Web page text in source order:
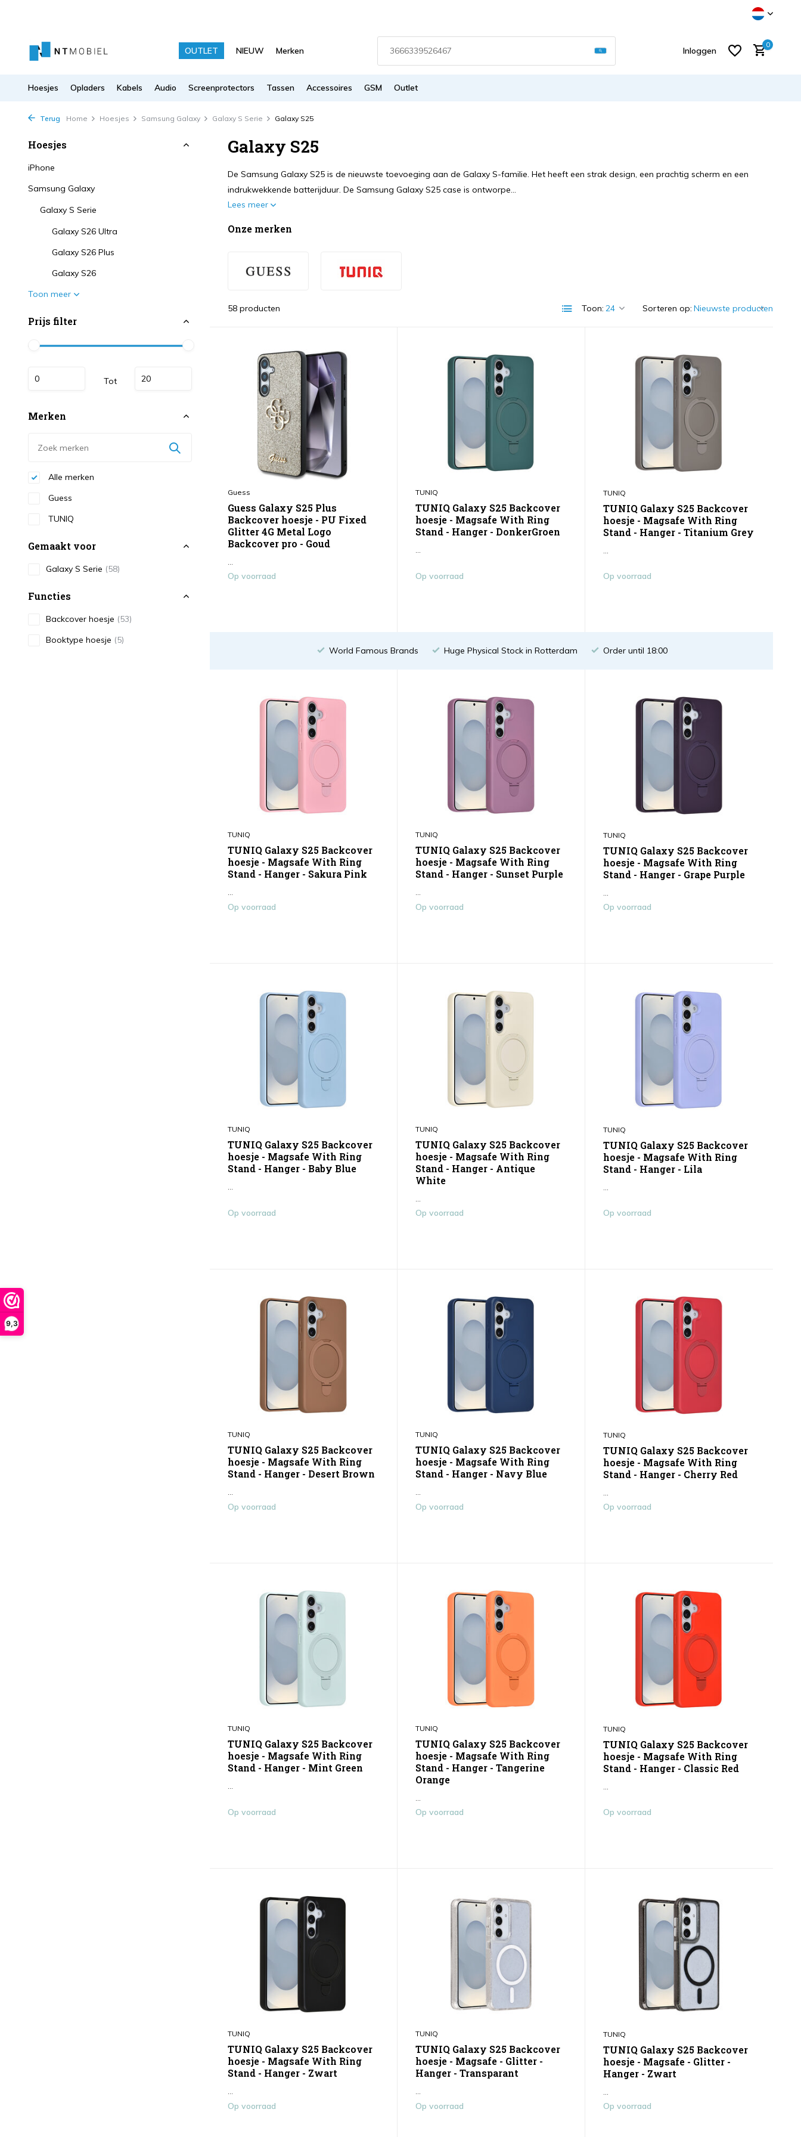
9,3
OUTLET NIEUW Merken
Gebruik de pijltjes op en neer om een
Inloggen
0
Hoesjes Opladers Kabels Audio Screenprotectors Tassen Accessoires GSM Outlet
Terug Home Hoesjes Samsung Galaxy Galaxy S Serie Galaxy S25
Hoesjes
iPhone
Samsung Galaxy
Galaxy S Serie
Galaxy S26 Ultra
Galaxy S26 Plus
Galaxy S26
Toon meer
Prijs filter
Tot
Merken
Alle merken
Guess
TUNIQ
Gemaakt voor
Galaxy S Serie (58)
Functies
Backcover hoesje (53)
Booktype hoesje (5)
Galaxy S25
De Samsung Galaxy S25 is de nieuwste toevoeging aan de Galaxy S-familie. Het heeft een strak design, een prachtig scherm en een
indrukwekkende batterijduur. De Samsung Galaxy S25 case is ontworpe...
Lees meer
Onze merken
58 producten Toon: Sorteren op:
Guess
Guess Galaxy S25 Plus
Backcover hoesje - PU Fixed
Glitter 4G Metal Logo
Backcover pro - Goud
...
Op voorraad
TUNIQ
TUNIQ Galaxy S25 Backcover
hoesje - Magsafe With Ring
Stand - Hanger - DonkerGroen
...
Op voorraad
TUNIQ
TUNIQ Galaxy S25 Backcover
hoesje - Magsafe With Ring
Stand - Hanger - Titanium Grey
...
Op voorraad
World Famous Brands Huge Physical Stock in Rotterdam Order until 18:00
TUNIQ
TUNIQ Galaxy S25 Backcover
hoesje - Magsafe With Ring
Stand - Hanger - Sakura Pink
...
Op voorraad
TUNIQ
TUNIQ Galaxy S25 Backcover
hoesje - Magsafe With Ring
Stand - Hanger - Sunset Purple
...
Op voorraad
TUNIQ
TUNIQ Galaxy S25 Backcover
hoesje - Magsafe With Ring
Stand - Hanger - Grape Purple
...
Op voorraad
TUNIQ
TUNIQ Galaxy S25 Backcover
hoesje - Magsafe With Ring
Stand - Hanger - Baby Blue
Op voorraad
TUNIQ
TUNIQ Galaxy S25 Backcover
hoesje - Magsafe With Ring
Stand - Hanger - Antique
White
Op voorraad
TUNIQ
TUNIQ Galaxy S25 Backcover
hoesje - Magsafe With Ring
Stand - Hanger - Lila
Op voorraad
TUNIQ
TUNIQ Galaxy S25 Backcover
hoesje - Magsafe With Ring
Stand - Hanger - Desert Brown
Op voorraad
TUNIQ
TUNIQ Galaxy S25 Backcover
hoesje - Magsafe With Ring
Stand - Hanger - Navy Blue
Op voorraad
TUNIQ
TUNIQ Galaxy S25 Backcover
hoesje - Magsafe With Ring
Stand - Hanger - Cherry Red
Op voorraad
TUNIQ
TUNIQ Galaxy S25 Backcover
hoesje - Magsafe With Ring
Stand - Hanger - Mint Green
Op voorraad
TUNIQ
TUNIQ Galaxy S25 Backcover
hoesje - Magsafe With Ring
Stand - Hanger - Tangerine
Orange
Op voorraad
TUNIQ
TUNIQ Galaxy S25 Backcover
hoesje - Magsafe With Ring
Stand - Hanger - Classic Red
Op voorraad
TUNIQ
TUNIQ Galaxy S25 Backcover
hoesje - Magsafe With Ring
Stand - Hanger - Zwart
...
Op voorraad
TUNIQ
TUNIQ Galaxy S25 Backcover
hoesje - Magsafe - Glitter -
Hanger - Transparant
...
Op voorraad
TUNIQ
TUNIQ Galaxy S25 Backcover
hoesje - Magsafe - Glitter -
Hanger - Zwart
...
Op voorraad